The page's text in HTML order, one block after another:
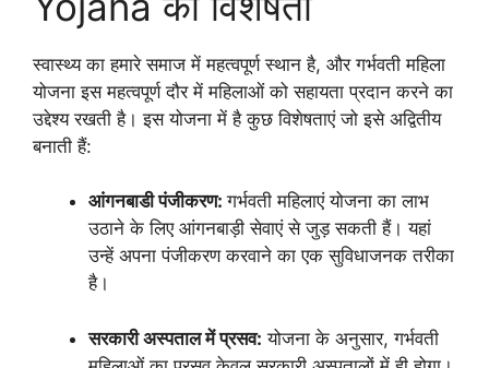
स्वास्थ्य का हमारे समाज में महत्वपूर्ण स्थान है, और गर्भवती महिला
योजना इस महत्वपूर्ण दौर में महिलाओं को सहायता प्रदान करने का
उद्देश्य रखती है। इस योजना में है कुछ विशेषताएं जो इसे अद्वितीय
बनाती हैं:
आंगनबाडी पंजीकरण:गर्भवती महिलाएं योजना का लाभ
उठाने के लिए आंगनबाड़ी सेवाएं से जुड़ सकती हैं। यहां
उन्हें अपना पंजीकरण करवाने का एक सुविधाजनक तरीका
है।
सरकारी अस्पताल में प्रसव: योजना के अनुसार, गर्भवती